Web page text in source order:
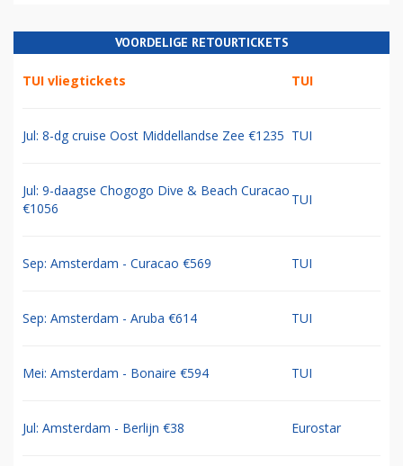
VOORDELIGE RETOURTICKETS
TUI vliegtickets TUI
Jul: 8-dg cruise Oost Middellandse Zee €1235 TUI
Jul: 9-daagse Chogogo Dive & Beach Curacao
€1056
TUI
Sep: Amsterdam - Curacao €569 TUI
Sep: Amsterdam - Aruba €614 TUI
Mei: Amsterdam - Bonaire €594 TUI
Jul: Amsterdam - Berlijn €38 Eurostar